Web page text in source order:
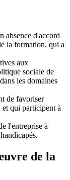
absence d'accord
la formation, qui a
aux
sociale de
les domaines
de favoriser
et qui participent à
l'entreprise à
de la